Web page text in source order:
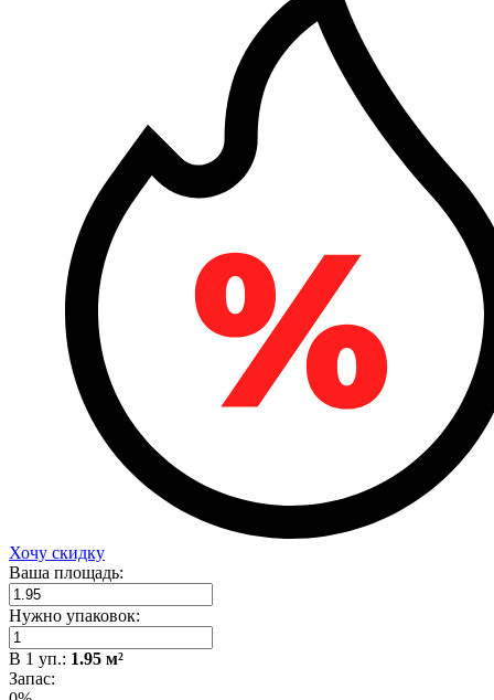
Хочу скидку
Ваша площадь:
Нужно упаковок:
В 1 уп.: 1.95 м²
Запас: